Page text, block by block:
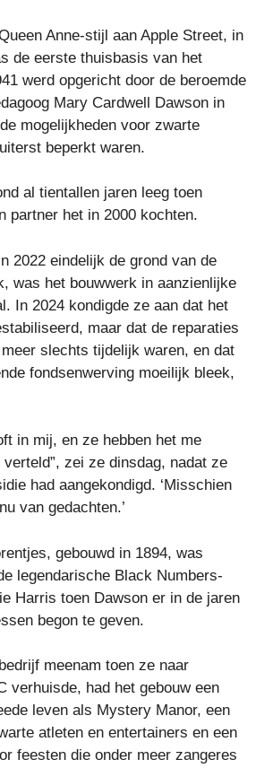
Anne-stijl aan Apple Street, in
de eerste thuisbasis van het
werd opgericht door de beroemde
Mary Cardwell Dawson in
mogelijkheden voor zwarte
beperkt waren.
al tientallen jaren leeg toen
partner het in 2000 kochten.
2022 eindelijk de grond van de
was het bouwwerk in aanzienlijke
In 2024 kondigde ze aan dat het
maar dat de reparaties
slechts tijdelijk waren, en dat
fondsenwerving moeilijk bleek,
in mij, en ze hebben het me
zei ze dinsdag, nadat ze
​​had aangekondigd. ‘Misschien
van gedachten.’
gebouwd in 1894, was
legendarische Black Numbers-
Harris toen Dawson er in de jaren
begon te geven.
meenam toen ze naar
verhuisde, had het gebouw een
leven als Mystery Manor, een
atleten en entertainers en een
feesten die onder meer zangeres